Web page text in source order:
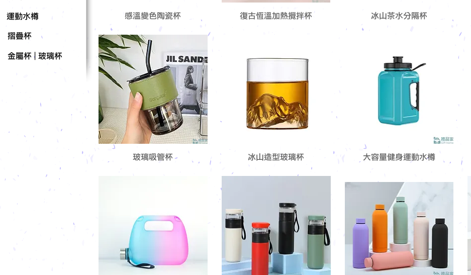
感溫變色陶瓷杯 復古恆溫加熱攪拌杯 冰山茶水分隔杯
玻璃吸管杯 冰山造型玻璃杯 大容量健身運動水樽
運動水樽
摺疊杯
金屬杯 | 玻璃杯